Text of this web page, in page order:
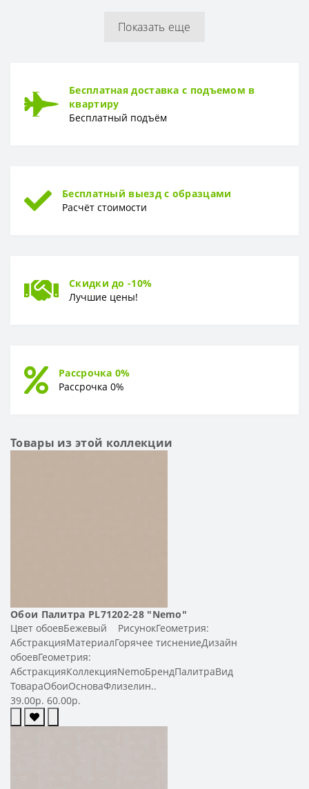
Тип Горячее тиснение
Показать еще
Бесплатная доставка с подъемом в
квартиру
Бесплатный подъём
Бесплатный выезд с образцами
Расчёт стоимости
Скидки до -10%
Лучшие цены!
Рассрочка 0%
Рассрочка 0%
Товары из этой коллекции
Обои Палитра PL71202-28 "Nemo"
Цвет обоевБежевый РисунокГеометрия:
АбстракцияМатериалГорячее тиснениеДизайн
обоевГеометрия:
АбстракцияКоллекцияNemoБрендПалитраВид
ТовараОбоиОсноваФлизелин..
39.00р. 60.00р.